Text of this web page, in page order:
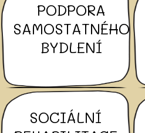
PODPORA
SAMOSTATNÉHO
BYDLENÍ
SOCIÁLNÍ